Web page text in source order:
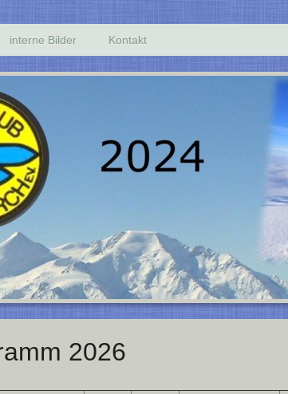
interne Bilder Kontakt
2026